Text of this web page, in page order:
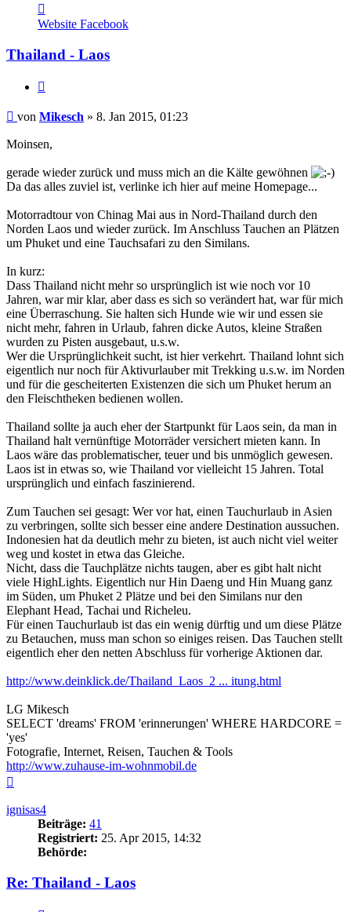
von
Mikesch
Website Facebook
Thailand - Laos
Beitrag
von Mikesch » 8. Jan 2015, 01:23
Moinsen,
gerade wieder zurück und muss mich an die Kälte gewöhnen
Da das alles zuviel ist, verlinke ich hier auf meine Homepage...
Motorradtour von Chinag Mai aus in Nord-Thailand durch den
Norden Laos und wieder zurück. Im Anschluss Tauchen an Plätzen
um Phuket und eine Tauchsafari zu den Similans.
In kurz:
Dass Thailand nicht mehr so ursprünglich ist wie noch vor 10
Jahren, war mir klar, aber dass es sich so verändert hat, war für mich
eine Überraschung. Sie halten sich Hunde wie wir und essen sie
nicht mehr, fahren in Urlaub, fahren dicke Autos, kleine Straßen
wurden zu Pisten ausgebaut, u.s.w.
Wer die Ursprünglichkeit sucht, ist hier verkehrt. Thailand lohnt sich
eigentlich nur noch für Aktivurlauber mit Trekking u.s.w. im Norden
und für die gescheiterten Existenzen die sich um Phuket herum an
den Fleischtheken bedienen wollen.
Thailand sollte ja auch eher der Startpunkt für Laos sein, da man in
Thailand halt vernünftige Motorräder versichert mieten kann. In
Laos wäre das problematischer, teuer und bis unmöglich gewesen.
Laos ist in etwas so, wie Thailand vor vielleicht 15 Jahren. Total
ursprünglich und einfach faszinierend.
Zum Tauchen sei gesagt: Wer vor hat, einen Tauchurlaub in Asien
zu verbringen, sollte sich besser eine andere Destination aussuchen.
Indonesien hat da deutlich mehr zu bieten, ist auch nicht viel weiter
weg und kostet in etwa das Gleiche.
Nicht, dass die Tauchplätze nichts taugen, aber es gibt halt nicht
viele HighLights. Eigentlich nur Hin Daeng und Hin Muang ganz
im Süden, um Phuket 2 Plätze und bei den Similans nur den
Elephant Head, Tachai und Richeleu.
Für einen Tauchurlaub ist das ein wenig dürftig und um diese Plätze
zu Betauchen, muss man schon so einiges reisen. Das Tauchen stellt
eigentlich eher den netten Abschluss für vorherige Aktionen dar.
http://www.deinklick.de/Thailand_Laos_2 ... itung.html
LG Mikesch
SELECT 'dreams' FROM 'erinnerungen' WHERE HARDCORE =
'yes'
Fotografie, Internet, Reisen, Tauchen & Tools
http://www.zuhause-im-wohnmobil.de
ignisas4
Beiträge: 41
Registriert: 25. Apr 2015, 14:32
Behörde:
Re: Thailand - Laos